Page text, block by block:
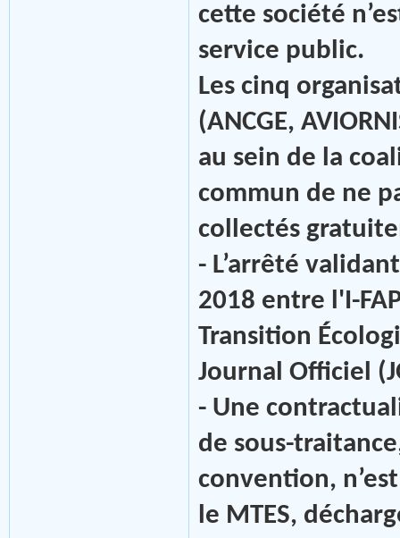
cette société
service public.
Les cinq
(ANCGE,
au sein de la
commun de ne
collectés
- L’arrêté
2018 entre l'I-
Transition
Journal Officiel
- Une
de sous-
convention,
le MTES,